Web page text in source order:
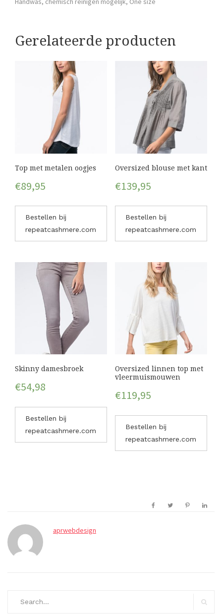
Gerelateerde producten
Top met metalen oogjes
€89,95
Bestellen bij
repeatcashmere.com
Oversized blouse met kant
€139,95
Bestellen bij
repeatcashmere.com
Skinny damesbroek
€54,98
Bestellen bij
repeatcashmere.com
Oversized linnen top met
vleermuismouwen
€119,95
Bestellen bij
repeatcashmere.com
aprwebdesign